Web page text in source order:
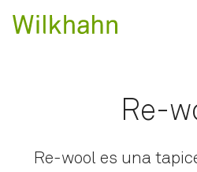
Re-
Re-wool es una